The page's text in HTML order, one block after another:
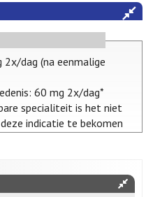
dag (na eenmalige
60 mg 2x/dag*
specialiteit is het niet
indicatie te bekomen